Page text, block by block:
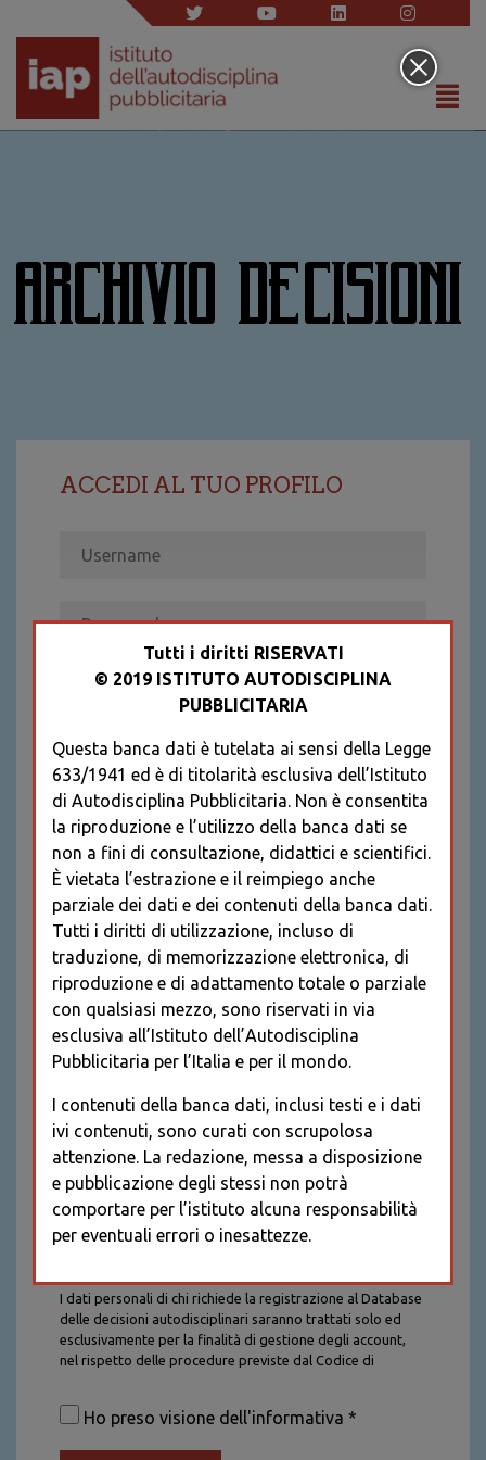
ARCHIVIO DECISIONI
ACCEDI AL TUO PROFILO
Recupera password
REGISTRATI
* I CAMPI CONTRASSEGNATI SONO
OBBLIGATORI
I dati personali di chi richiede la registrazione al Database
delle decisioni autodisciplinari saranno trattati solo ed
esclusivamente per la finalità di gestione degli account,
nel rispetto delle procedure previste dal Codice di
saranno trattati con tutte le cautele richieste dalla legge e
saranno conservati per la durata stabilita caso per caso
Ho preso visione dell'informativa *
Tutti i diritti RISERVATI
© 2019 ISTITUTO AUTODISCIPLINA
PUBBLICITARIA
Questa banca dati è tutelata ai sensi della Legge
633/1941 ed è di titolarità esclusiva dell’Istituto
di Autodisciplina Pubblicitaria. Non è consentita
la riproduzione e l’utilizzo della banca dati se
non a fini di consultazione, didattici e scientifici.
È vietata l’estrazione e il reimpiego anche
parziale dei dati e dei contenuti della banca dati.
Tutti i diritti di utilizzazione, incluso di
traduzione, di memorizzazione elettronica, di
riproduzione e di adattamento totale o parziale
con qualsiasi mezzo, sono riservati in via
esclusiva all’Istituto dell’Autodisciplina
Pubblicitaria per l’Italia e per il mondo.
I contenuti della banca dati, inclusi testi e i dati
ivi contenuti, sono curati con scrupolosa
attenzione. La redazione, messa a disposizione
e pubblicazione degli stessi non potrà
comportare per l’istituto alcuna responsabilità
per eventuali errori o inesattezze.